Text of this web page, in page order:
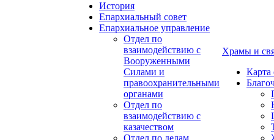
История
Епархиальный совет
Епархиальное управление
Отдел по
взаимодействию с
Вооруженными
Силами и
правоохранительными
органами
Отдел по
взаимодействию с
казачеством
Отдел по делам
Храмы и
Карта